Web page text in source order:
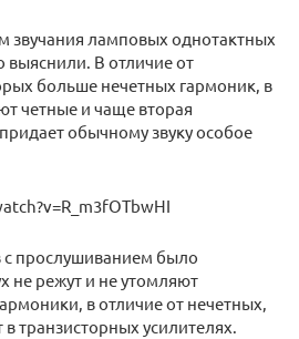
звучания ламповых однотактных
выяснили. В отличие от
больше нечетных гармоник, в
четные и чаще вторая
обычному звуку особое
с прослушиванием было
не режут и не утомляют
в отличие от нечетных,
транзисторных усилителях.